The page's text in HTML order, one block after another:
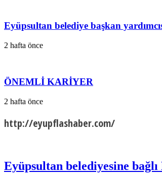
Eyüpsultan belediye başkan
2 hafta önce
ÖNEMLİ KARİYER
2 hafta önce
http://eyupflashaber.com/
Eyüpsultan belediyesine